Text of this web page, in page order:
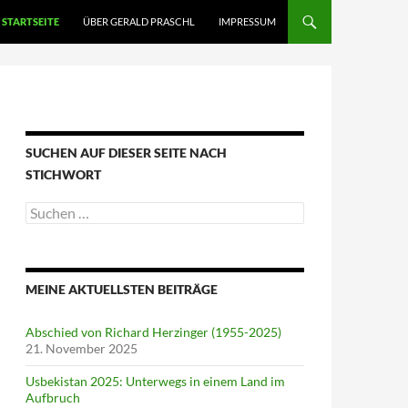
STARTSEITE ÜBER GERALD PRASCHL IMPRESSUM
SUCHEN AUF DIESER SEITE NACH
STICHWORT
Suche
nach:
MEINE AKTUELLSTEN BEITRÄGE
Abschied von Richard Herzinger (1955-2025)
21. November 2025
Usbekistan 2025: Unterwegs in einem Land im
Aufbruch